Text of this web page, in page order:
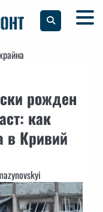
рожден
как
в Кривий